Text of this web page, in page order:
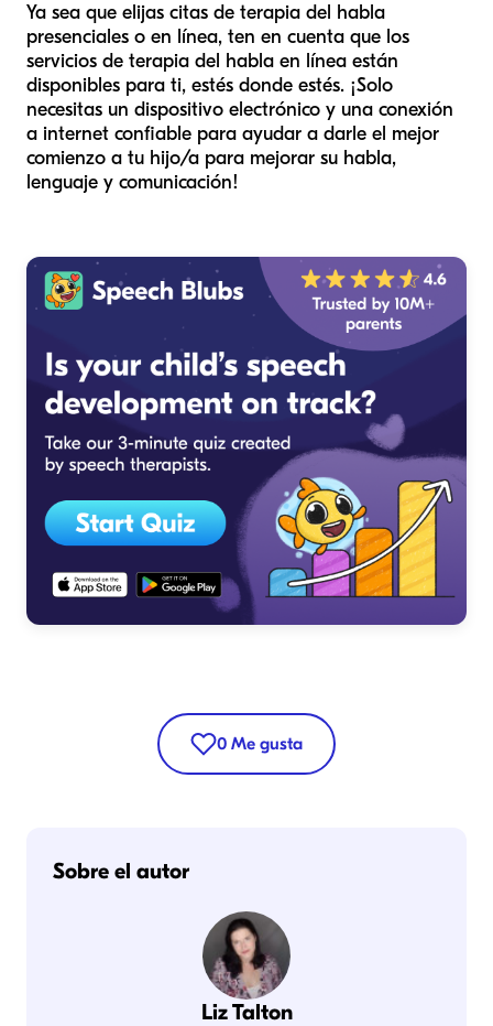
Ya sea que elijas citas de terapia del habla
presenciales o en línea, ten en cuenta que los
servicios de terapia del habla en línea están
disponibles para ti, estés donde estés. ¡Solo
necesitas un dispositivo electrónico y una conexión
a internet confiable para ayudar a darle el mejor
comienzo a tu hijo/a para mejorar su habla,
lenguaje y comunicación!
0 Me gusta
Sobre el autor
Liz Talton